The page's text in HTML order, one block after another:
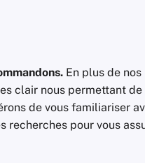
En plus de nos
clair nous permettant de
de vous familiariser
recherches pour vous